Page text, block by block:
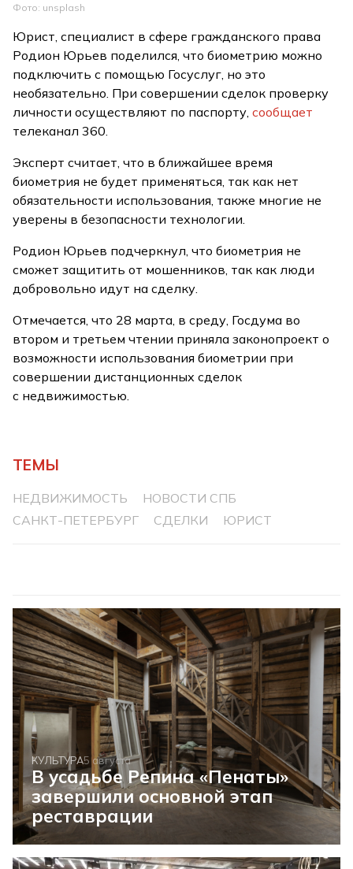
Фото: unsplash
Юрист, специалист в сфере гражданского права
Родион Юрьев поделился, что биометрию можно
подключить с помощью Госуслуг, но это
необязательно. При совершении сделок проверку
личности осуществляют по паспорту,сообщает
телеканал 360.
Эксперт считает, что в ближайшее время
биометрия не будет применяться, так как нет
обязательности использования, также многие не
уверены в безопасности технологии.
Родион Юрьев подчеркнул, что биометрия не
сможет защитить от мошенников, так как люди
добровольно идут на сделку.
Отмечается, что 28 марта, в среду, Госдума во
втором и третьем чтении приняла законопроект о
возможности использования биометрии при
совершении дистанционных сделок
с недвижимостью.
ТЕМЫ
НЕДВИЖИМОСТЬ
НОВОСТИ СПБ
САНКТ-ПЕТЕРБУРГ
СДЕЛКИ ЮРИСТ
КУЛЬТУРА5 августа
В усадьбе Репина «Пенаты»
завершили основной этап
реставрации